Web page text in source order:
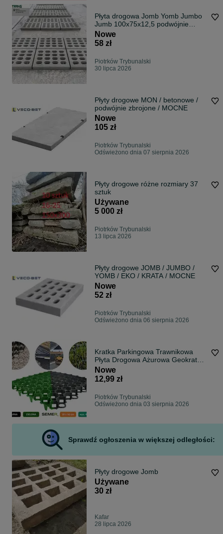
Płyta drogowa Jomb Yomb Jumbo
Jumb 100x75x12,5 podwójnie
zbrojona
Nowe
58 zł
Piotrków Trybunalski
30 lipca 2026
Płyty drogowe MON / betonowe /
podwójnie zbrojone / MOCNE
Nowe
105 zł
Piotrków Trybunalski
Odświeżono dnia 07 sierpnia 2026
Płyty drogowe różne rozmiary 37
sztuk
Używane
5 000 zł
Piotrków Trybunalski
13 lipca 2026
Płyty drogowe JOMB / JUMBO /
YOMB / EKO / KRATA / MOCNE
Nowe
52 zł
Piotrków Trybunalski
Odświeżono dnia 06 sierpnia 2026
Kratka Parkingowa Trawnikowa
Płyta Drogowa Ażurowa Geokrata
EkoKratka
Nowe
12,99 zł
Piotrków Trybunalski
Odświeżono dnia 03 sierpnia 2026
Sprawdź ogłoszenia w większej odległości:
Płyty drogowe Jomb
Używane
30 zł
Kafar
28 lipca 2026